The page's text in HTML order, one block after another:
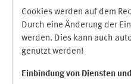
Cookies werden auf dem
Durch eine Änderung der
werden. Dies kann auch
genutzt werden!
Einbindung von Diensten